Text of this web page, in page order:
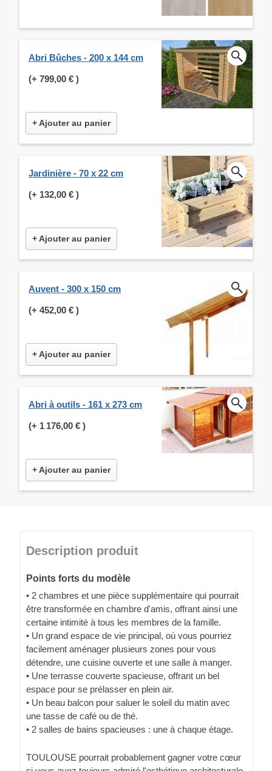
Abri Bûches - 200 x 144 cm
(+ 799,00 € )
+ Ajouter au panier
Jardinière - 70 x 22 cm
(+ 132,00 € )
+ Ajouter au panier
Auvent - 300 x 150 cm
(+ 452,00 € )
+ Ajouter au panier
Abri à outils - 161 x 273 cm
(+ 1 176,00 € )
+ Ajouter au panier
Description produit
Points forts du modèle
• 2 chambres et une pièce supplémentaire qui pourrait
être transformée en chambre d'amis, offrant ainsi une
certaine intimité à tous les membres de la famille.
• Un grand espace de vie principal, où vous pourriez
facilement aménager plusieurs zones pour vous
détendre, une cuisine ouverte et une salle à manger.
• Une terrasse couverte spacieuse, offrant un bel
espace pour se prélasser en plein air.
• Un beau balcon pour saluer le soleil du matin avec
une tasse de café ou de thé.
• 2 salles de bains spacieuses : une à chaque étage.
TOULOUSE pourrait probablement gagner votre cœur